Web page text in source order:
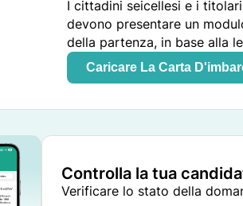
I cittadini seicellesi e i
devono presentare un
della partenza, in base alla
Caricare La Carta
Controlla la tua
Verificare lo stato della